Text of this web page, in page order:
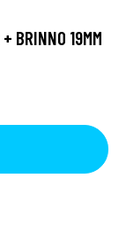
BRINNO 19MM